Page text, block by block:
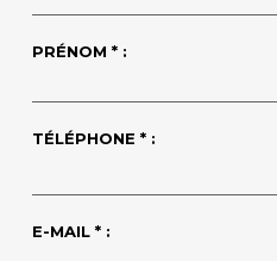
PRÉNOM * :
TÉLÉPHONE * :
E-MAIL * :